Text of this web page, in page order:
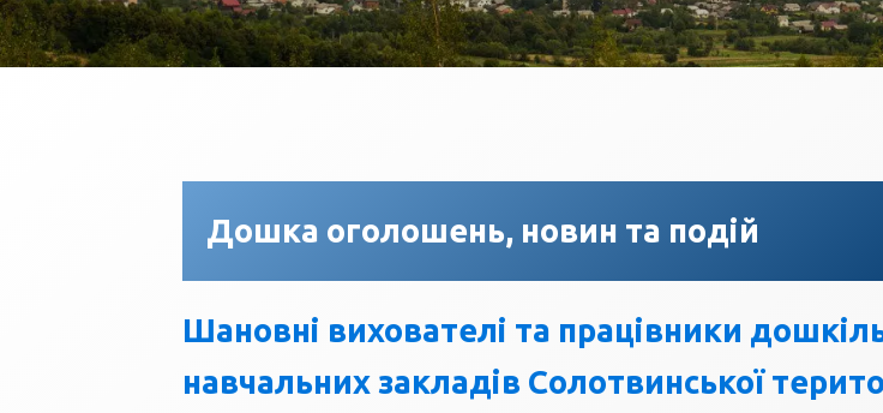
Дошка оголошень, новин та подій
Шановні вихователі та працівники
навчальних закладів Солотвинської